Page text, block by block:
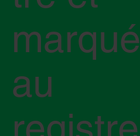
marqué
au